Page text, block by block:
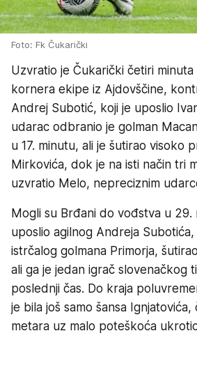
Foto: Fk Čukarički
Uzvratio je Čukarički četiri
kornera ekipe iz Ajdovščine,
Andrej Subotić, koji je uposlio
udarac odbranio je golman
u 17. minutu, ali je šutirao visoko
Mirkovića, dok je na isti način tri
uzvratio Melo, nepreciznim
Mogli su Brđani do vođstva u 29.
uposlio agilnog Andreja
istrčalog golmana Primorja,
ali ga je jedan igrač slovenačkog
poslednji čas. Do kraja
je bila još samo šansa Ignjatovića,
metara uz malo poteškoća